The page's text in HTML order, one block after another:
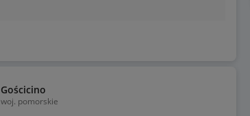
Gościcino
woj. pomorskie